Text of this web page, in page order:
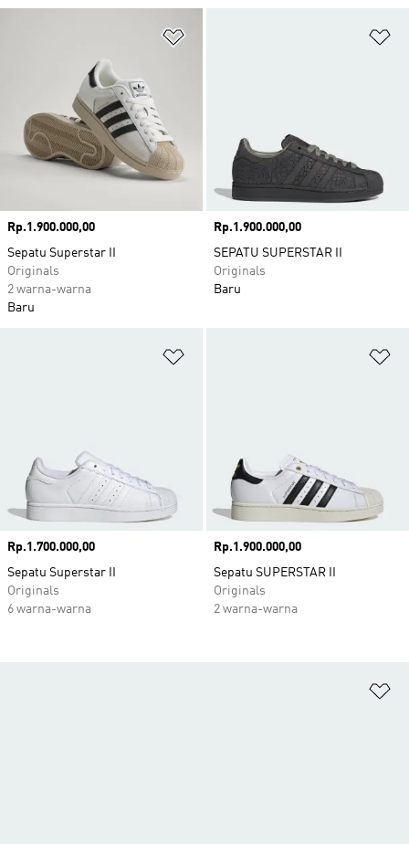
Harga
Rp.1.900.000,00
Sepatu Superstar II
Originals
2 warna-warna
Baru
Harga
Rp.1.900.000,00
SEPATU SUPERSTAR II
Originals
Baru
Harga
Rp.1.700.000,00
Sepatu Superstar II
Originals
6 warna-warna
Harga
Rp.1.900.000,00
Sepatu SUPERSTAR II
Originals
2 warna-warna